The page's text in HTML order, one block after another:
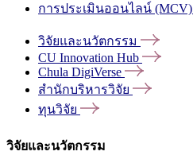
การประเมินออนไลน์ (MCV)
วิจัยและนวัตกรรม
CU Innovation Hub
Chula DigiVerse
สำนักบริหารวิจัย
ทุนวิจัย
วิจัยและนวัตกรรม